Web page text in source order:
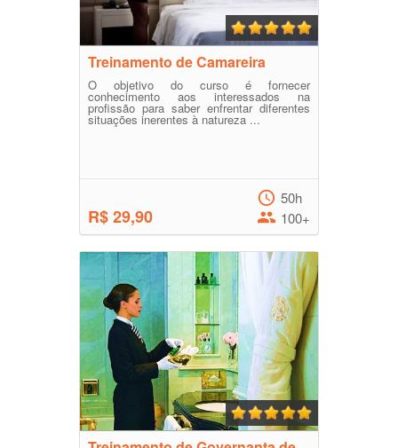
Treinamento de Camareira
O objetivo do curso é fornecer
conhecimento aos interessados na
profissão para saber enfrentar diferentes
situações inerentes à natureza ...
R$ 29,90
50h
100+